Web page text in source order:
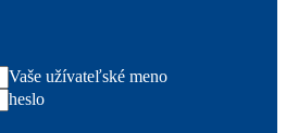
Vaše užívateľské meno
heslo